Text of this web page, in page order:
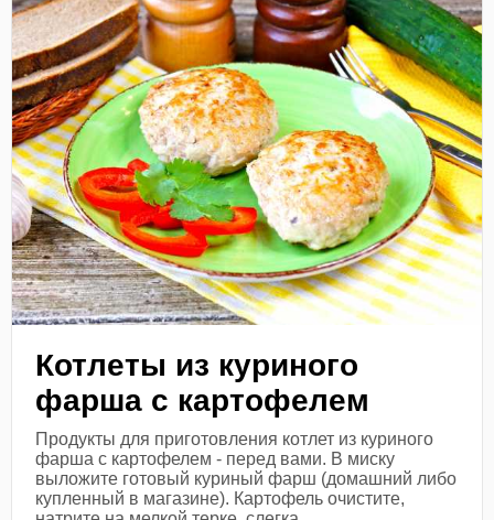
Котлеты из куриного
фарша с картофелем
Продукты для приготовления котлет из куриного
фарша с картофелем - перед вами. В миску
выложите готовый куриный фарш (домашний либо
купленный в магазине). Картофель очистите,